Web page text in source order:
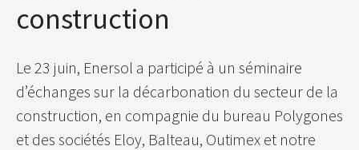
construction
Le 23 juin, Enersol a participé à un séminaire
d’échanges sur la décarbonation du secteur de la
construction, en compagnie du bureau Polygones
et des sociétés Eloy, Balteau, Outimex et notre